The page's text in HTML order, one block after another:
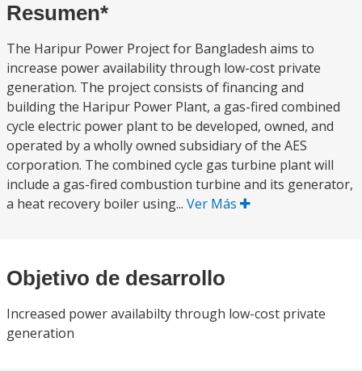
Resumen*
The Haripur Power Project for Bangladesh aims to
increase power availability through low-cost private
generation. The project consists of financing and
building the Haripur Power Plant, a gas-fired combined
cycle electric power plant to be developed, owned, and
operated by a wholly owned subsidiary of the AES
corporation. The combined cycle gas turbine plant will
include a gas-fired combustion turbine and its generator,
a heat recovery boiler using... Ver Más
Objetivo de desarrollo
Increased power availabilty through low-cost private
generation